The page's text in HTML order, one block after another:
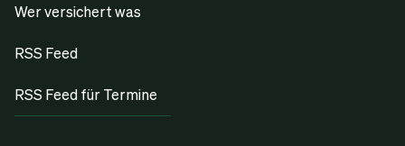
Wer versichert was
RSS Feed
RSS Feed für Termine